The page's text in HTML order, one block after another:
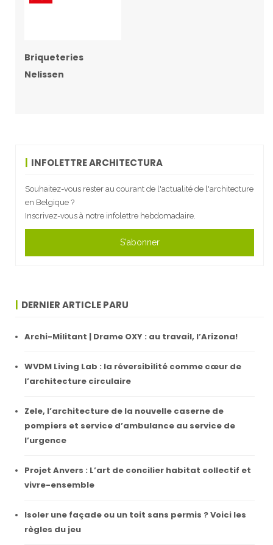
Briqueteries
Nelissen
INFOLETTRE ARCHITECTURA
Souhaitez-vous rester au courant de l'actualité de l'architecture
en Belgique ?
Inscrivez-vous à notre infolettre hebdomadaire.
S'abonner
DERNIER ARTICLE PARU
Archi-Militant | Drame OXY : au travail, l’Arizona!
WVDM Living Lab : la réversibilité comme cœur de
l’architecture circulaire
Zele, l’architecture de la nouvelle caserne de
pompiers et service d’ambulance au service de
l’urgence
Projet Anvers : L’art de concilier habitat collectif et
vivre-ensemble
Isoler une façade ou un toit sans permis ? Voici les
règles du jeu